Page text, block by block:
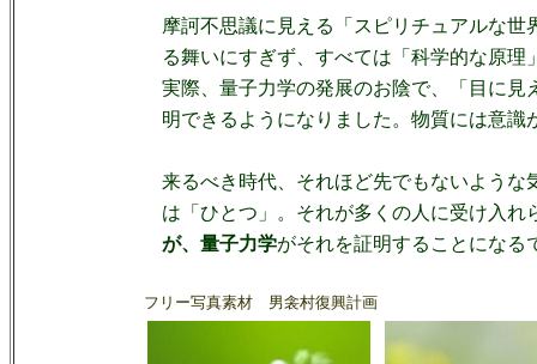
摩訶不思議に見える「スピリチュアルな
る舞いにすぎず、すべては「科学的な原
実際、量子力学の発展のお陰で、「目に見
明できるようになりました。物質には意識
来るべき時代、それほど先でもないような
は「ひとつ」。それが多くの人に受け入れ
が、量子力学がそれを証明することになる
フリー写真素材 男衾村復興計画